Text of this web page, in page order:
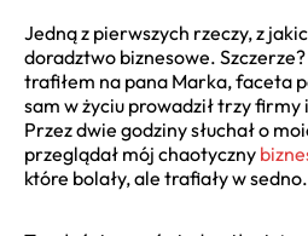
Jedną z pierwszych rzeczy, z
doradztwo biznesowe.
trafiłem na pana Marka, faceta
sam w życiu prowadził trzy firmy
Przez dwie godziny słuchał o
przeglądał mój chaotyczny
które bolały, ale trafiały w sedno.